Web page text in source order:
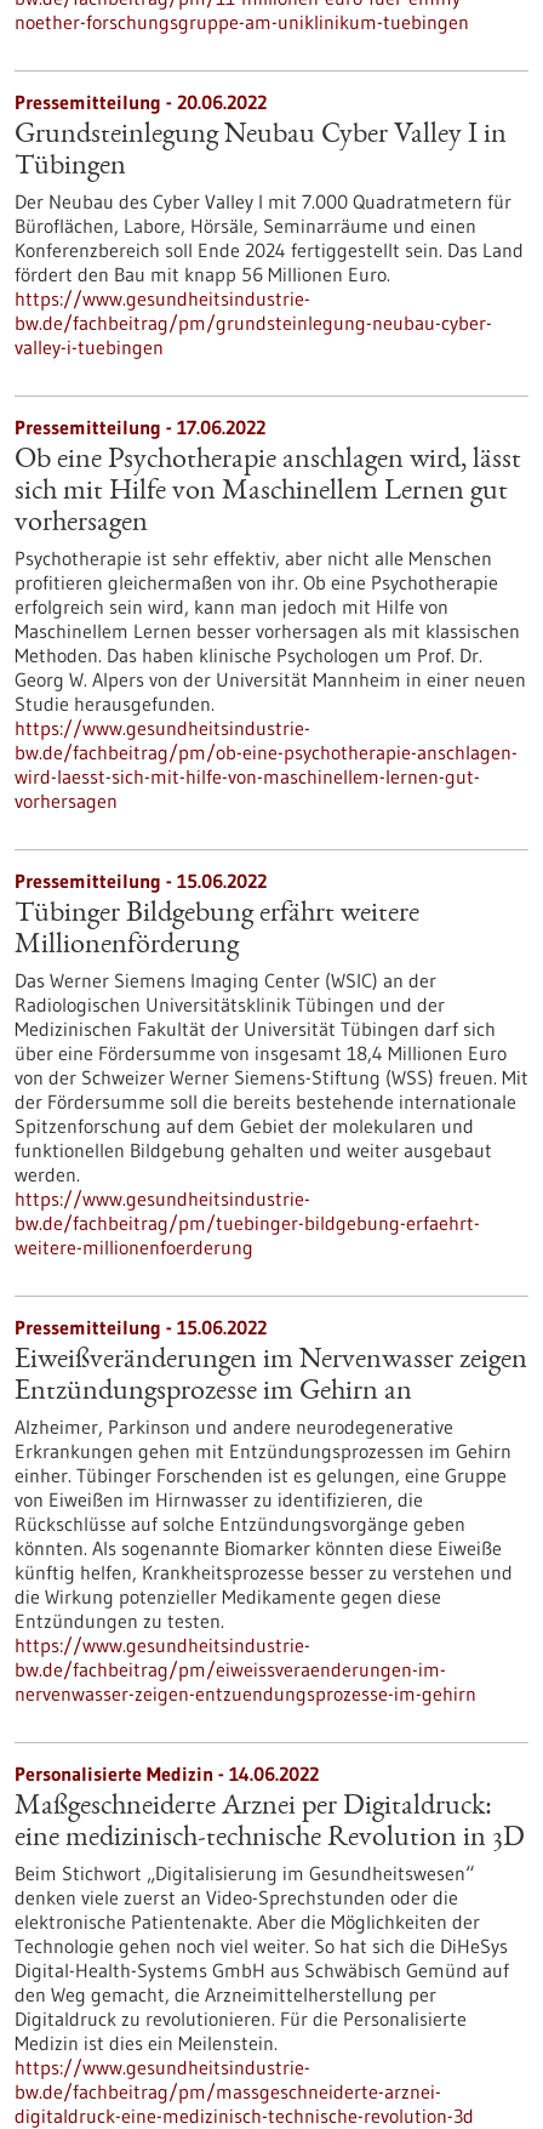
noether-forschungsgruppe-am-uniklinikum-tuebingen
Pressemitteilung - 20.06.2022
Grundsteinlegung Neubau Cyber Valley I in
Tübingen
Der Neubau des Cyber Valley I mit 7.000 Quadratmetern für
Büroflächen, Labore, Hörsäle, Seminarräume und einen
Konferenzbereich soll Ende 2024 fertiggestellt sein. Das Land
fördert den Bau mit knapp 56 Millionen Euro.
https://www.gesundheitsindustrie-
bw.de/fachbeitrag/pm/grundsteinlegung-neubau-cyber-
valley-i-tuebingen
Pressemitteilung - 17.06.2022
Ob eine Psychotherapie anschlagen wird, lässt
sich mit Hilfe von Maschinellem Lernen gut
vorhersagen
Psychotherapie ist sehr effektiv, aber nicht alle Menschen
profitieren gleichermaßen von ihr. Ob eine Psychotherapie
erfolgreich sein wird, kann man jedoch mit Hilfe von
Maschinellem Lernen besser vorhersagen als mit klassischen
Methoden. Das haben klinische Psychologen um Prof. Dr.
Georg W. Alpers von der Universität Mannheim in einer neuen
Studie herausgefunden.
https://www.gesundheitsindustrie-
bw.de/fachbeitrag/pm/ob-eine-psychotherapie-anschlagen-
wird-laesst-sich-mit-hilfe-von-maschinellem-lernen-gut-
vorhersagen
Pressemitteilung - 15.06.2022
Tübinger Bildgebung erfährt weitere
Millionenförderung
Das Werner Siemens Imaging Center (WSIC) an der
Radiologischen Universitätsklinik Tübingen und der
Medizinischen Fakultät der Universität Tübingen darf sich
über eine Fördersumme von insgesamt 18,4 Millionen Euro
von der Schweizer Werner Siemens-Stiftung (WSS) freuen. Mit
der Fördersumme soll die bereits bestehende internationale
Spitzenforschung auf dem Gebiet der molekularen und
funktionellen Bildgebung gehalten und weiter ausgebaut
werden.
https://www.gesundheitsindustrie-
bw.de/fachbeitrag/pm/tuebinger-bildgebung-erfaehrt-
weitere-millionenfoerderung
Pressemitteilung - 15.06.2022
Eiweißveränderungen im Nervenwasser zeigen
Entzündungsprozesse im Gehirn an
Alzheimer, Parkinson und andere neurodegenerative
Erkrankungen gehen mit Entzündungsprozessen im Gehirn
einher. Tübinger Forschenden ist es gelungen, eine Gruppe
von Eiweißen im Hirnwasser zu identifizieren, die
Rückschlüsse auf solche Entzündungsvorgänge geben
könnten. Als sogenannte Biomarker könnten diese Eiweiße
künftig helfen, Krankheitsprozesse besser zu verstehen und
die Wirkung potenzieller Medikamente gegen diese
Entzündungen zu testen.
https://www.gesundheitsindustrie-
bw.de/fachbeitrag/pm/eiweissveraenderungen-im-
nervenwasser-zeigen-entzuendungsprozesse-im-gehirn
Personalisierte Medizin - 14.06.2022
Maßgeschneiderte Arznei per Digitaldruck:
eine medizinisch-technische Revolution in 3D
Beim Stichwort „Digitalisierung im Gesundheitswesen“
denken viele zuerst an Video-Sprechstunden oder die
elektronische Patientenakte. Aber die Möglichkeiten der
Technologie gehen noch viel weiter. So hat sich die DiHeSys
Digital-Health-Systems GmbH aus Schwäbisch Gemünd auf
den Weg gemacht, die Arzneimittelherstellung per
Digitaldruck zu revolutionieren. Für die Personalisierte
Medizin ist dies ein Meilenstein.
https://www.gesundheitsindustrie-
bw.de/fachbeitrag/pm/massgeschneiderte-arznei-
digitaldruck-eine-medizinisch-technische-revolution-3d